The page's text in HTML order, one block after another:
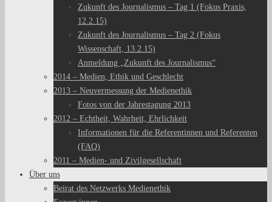
Zukunft des Journalismus – Tag 1 (Fokus Praxis,
12.2.15)
Zukunft des Journalismus – Tag 2 (Fokus
Wissenschaft, 13.2.15)
Anmeldung „Zukunft des Journalismus“
2014 – Medien, Ethik und Geschlecht
2013 – Neuvermessung der Medienethik
Fotos von der Jahrestagung 2013
2012 – Echtheit, Wahrheit, Ehrlichkeit
Informationen für die Referentinnen und Referenten
(FAQ)
2011 – Medien- und Zivilgesellschaft
Über uns
Beirat des Netzwerks Medienethik